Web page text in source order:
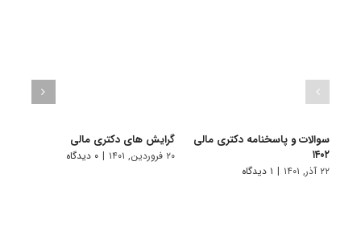
سوالات و پاسخنامه دکتری مالی
۱۴۰۲
۲۲ آذر, ۱۴۰۱ | ۱ دیدگاه
گرایش های دکتری ﻣﺎلی
۲۰ فروردین, ۱۴۰۱ | ۰ دیدگاه